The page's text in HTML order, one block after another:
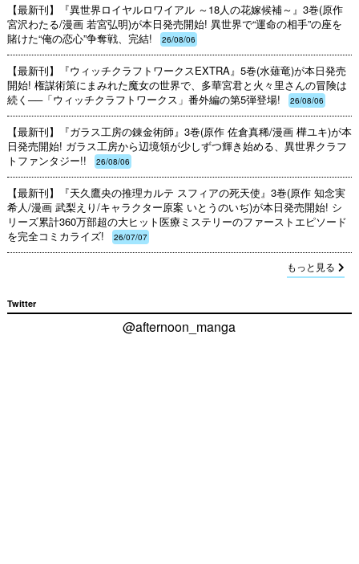
【最新刊】『異世界ロイヤルロワイアル ～18人の花嫁候補～』3巻(原作
宮沢わたる/漫画 若宮弘明)が本日発売開始! 異世界で“運命の相手”の座を
賭けた“俺の恋心”争奪戦、完結!
26/08/06
【最新刊】『ウィッチクラフトワークスEXTRA』5巻(水薙竜)が本日発売
開始! 権謀術策にまみれた魔女の世界で、多華宮君と火々里さんの冒険は
続く──「ウィッチクラフトワークス」番外編の第5弾登場!
26/08/06
【最新刊】『ガラス工房の錬金術師』3巻(原作 佐倉真稀/漫画 樺ユキ)が本
日発売開始! ガラス工房から辺境領が少しずつ輝き始める、異世界クラフ
トファンタジー!!
26/08/06
【最新刊】『天久鷹央の推理カルテ スフィアの死天使』3巻(原作 知念実
希人/漫画 武梨えり/キャラクター原案 いとうのいぢ)が本日発売開始! シ
リーズ累計360万部超の大ヒット医療ミステリーのファーストエピソード
を完全コミカライズ!
26/07/07
もっと見る
Twitter
@afternoon_manga